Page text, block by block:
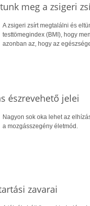
meg a zsigeri
A zsigeri zsírt megtalálni és
testtömegindex (BMI), hogy
azonban az, hogy az
észrevehető jelei
Nagyon sok oka lehet az
a mozgásszegény életmód.
zavarai